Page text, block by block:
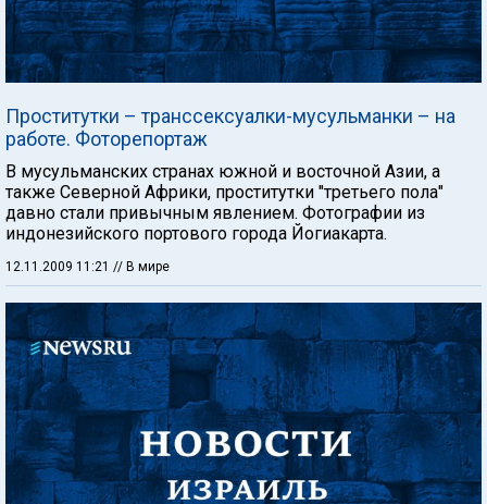
Проститутки – транссексуалки-мусульманки – на
работе. Фоторепортаж
В мусульманских странах южной и восточной Азии, а
также Северной Африки, проститутки "третьего пола"
давно стали привычным явлением. Фотографии из
индонезийского портового города Йогиакарта.
12.11.2009 11:21 // В мире